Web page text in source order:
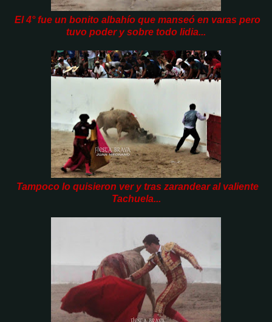
El 4° fue un bonito albahío que manseó en varas pero
tuvo poder y sobre todo lidia...
Tampoco lo quisieron ver y tras zarandear al valiente
Tachuela...